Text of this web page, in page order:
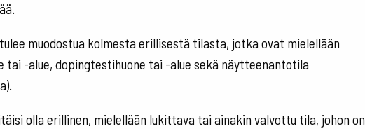
muodostua kolmesta erillisestä tilasta, jotka ovat mielellään
tai -alue, dopingtestihuone tai -alue sekä näytteenantotila
olla erillinen, mielellään lukittava tai ainakin valvottu tila, johon on